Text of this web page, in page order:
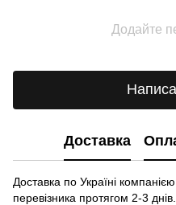
Додайте
Доставка
Доставка по Україні
перевізника протягом 2-3 днів.